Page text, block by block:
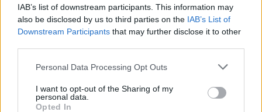
IAB’s list of downstream participants. This information may
also be disclosed by us to third parties on the IAB’s List of
Downstream Participants that may further disclose it to other
Personal Data Processing Opt Outs
I want to opt-out of the Sharing of my
personal data.
Opted In
Rodyti komentarus